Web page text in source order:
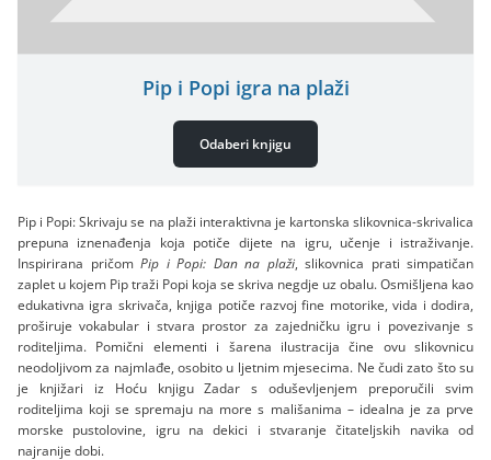
Pip i Popi igra na plaži
Odaberi knjigu
Pip i Popi: Skrivaju se na plaži interaktivna je kartonska slikovnica-skrivalica
prepuna iznenađenja koja potiče dijete na igru, učenje i istraživanje.
Inspirirana pričom Pip i Popi: Dan na plaži, slikovnica prati simpatičan
zaplet u kojem Pip traži Popi koja se skriva negdje uz obalu. Osmišljena kao
edukativna igra skrivača, knjiga potiče razvoj fine motorike, vida i dodira,
proširuje vokabular i stvara prostor za zajedničku igru i povezivanje s
roditeljima. Pomični elementi i šarena ilustracija čine ovu slikovnicu
neodoljivom za najmlađe, osobito u ljetnim mjesecima. Ne čudi zato što su
je knjižari iz Hoću knjigu Zadar s oduševljenjem preporučili svim
roditeljima koji se spremaju na more s mališanima – idealna je za prve
morske pustolovine, igru na dekici i stvaranje čitateljskih navika od
najranije dobi.